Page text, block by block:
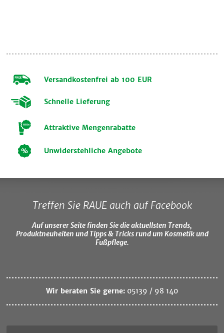
Versandkostenfrei ab 100 EUR
Schnelle Lieferung
Attraktive Mengenrabatte
Unwiderstehliche Angebote
Treffen Sie RAUE auch auf Facebook
Auf unserer Seite finden Sie die aktuellsten Trends,
Produktneuheiten und Tipps & Tricks rund um Kosmetik und
Fußpflege.
Wir beraten Sie gerne: 05139 / 98 140